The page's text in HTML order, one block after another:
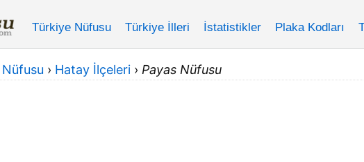
Türkiye Nüfusu Türkiye İlleri İstatistikler Plaka Kodları
› Hatay İlçeleri › Payas Nüfusu